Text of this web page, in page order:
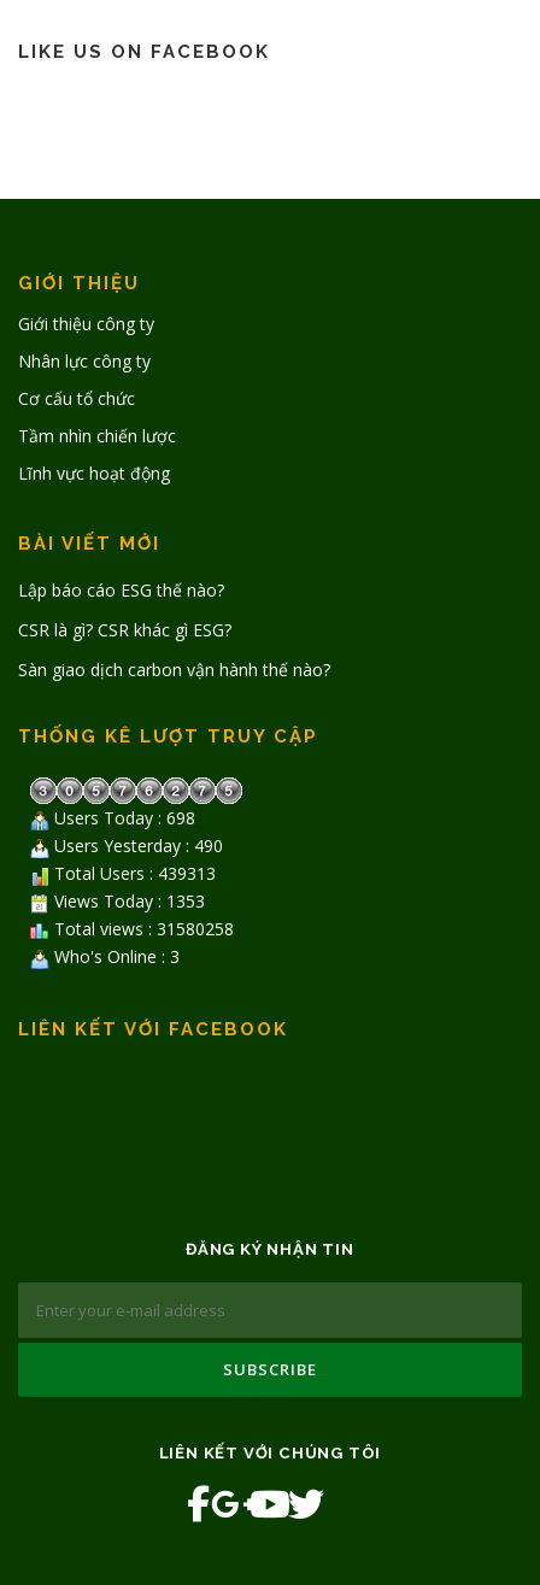
LIKE US ON FACEBOOK
GIỚI THIỆU
Giới thiệu công ty
Nhân lực công ty
Cơ cấu tổ chức
Tầm nhìn chiến lược
Lĩnh vực hoạt động
BÀI VIẾT MỚI
Lập báo cáo ESG thế nào?
CSR là gì? CSR khác gì ESG?
Sàn giao dịch carbon vận hành thế nào?
THỐNG KÊ LƯỢT TRUY CẬP
Users Today : 698
Users Yesterday : 490
Total Users : 439313
Views Today : 1353
Total views : 31580258
Who's Online : 3
LIÊN KẾT VỚI FACEBOOK
ĐĂNG KÝ NHẬN TIN
LIÊN KẾT VỚI CHÚNG TÔI